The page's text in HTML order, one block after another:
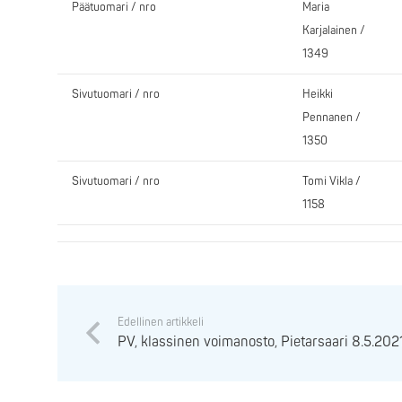
Päätuomari / nro
Maria
Karjalainen /
1349
Sivutuomari / nro
Heikki
Pennanen /
1350
Sivutuomari / nro
Tomi Vikla /
1158
Edellinen artikkeli
PV, klassinen voimanosto, Pietarsaari